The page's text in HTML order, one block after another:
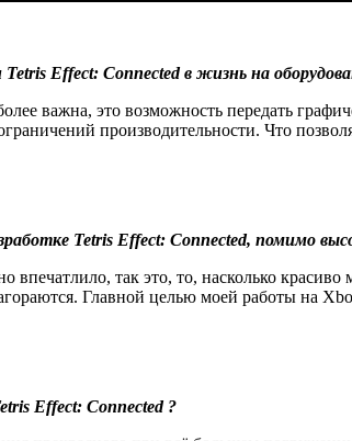
Effect: Connected в жизнь на
важна, это возможность передать
производительности. Что
Tetris Effect: Connected, помимо
впечатлило, так это, то, насколько
Главной целью моей работы на
Effect: Connected ?